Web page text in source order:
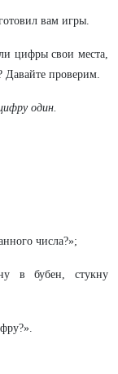
вам игры.
цифры свои места,
Давайте проверим.
один.
числа?»;
в бубен, стукну